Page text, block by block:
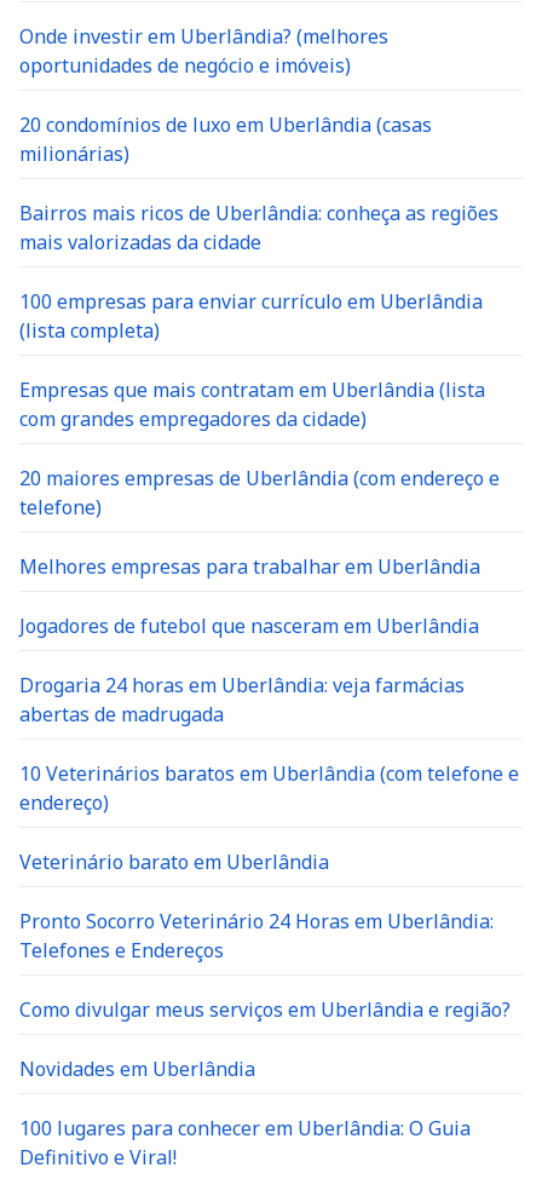
Onde investir em Uberlândia? (melhores
oportunidades de negócio e imóveis)
20 condomínios de luxo em Uberlândia (casas
milionárias)
Bairros mais ricos de Uberlândia: conheça as regiões
mais valorizadas da cidade
100 empresas para enviar currículo em Uberlândia
(lista completa)
Empresas que mais contratam em Uberlândia (lista
com grandes empregadores da cidade)
20 maiores empresas de Uberlândia (com endereço e
telefone)
Melhores empresas para trabalhar em Uberlândia
Jogadores de futebol que nasceram em Uberlândia
Drogaria 24 horas em Uberlândia: veja farmácias
abertas de madrugada
10 Veterinários baratos em Uberlândia (com telefone e
endereço)
Veterinário barato em Uberlândia
Pronto Socorro Veterinário 24 Horas em Uberlândia:
Telefones e Endereços
Como divulgar meus serviços em Uberlândia e região?
Novidades em Uberlândia
100 lugares para conhecer em Uberlândia: O Guia
Definitivo e Viral!